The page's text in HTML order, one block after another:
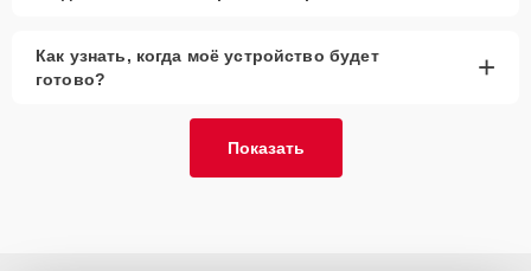
Как узнать, когда моё устройство будет
готово?
+
Показать